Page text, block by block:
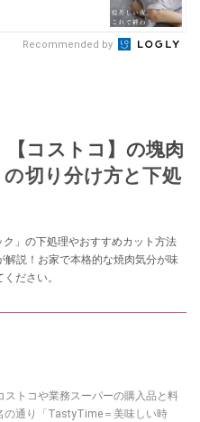
Recommended by
コストコ】の塊肉
の切り分け方と下処
」の下処理やおすすめカット方法
説！お家で本格的な焼肉気分が味
ださい。
ストコや業務スーパーの購入品と料
の通り「TastyTime＝美味しい時